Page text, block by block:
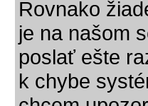
Rovnako
je na našom
poslať ešte
k chybe